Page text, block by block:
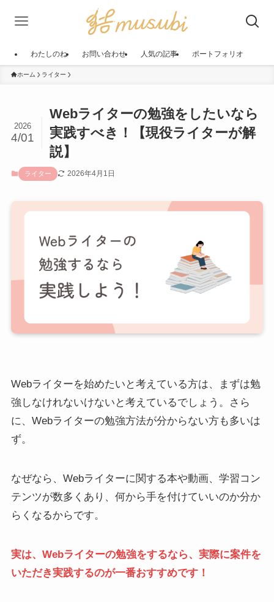
わたしのね お問い合わせ 人気の記事 ポートフォリオ
ホーム ライター
Webライターの勉強をしたいなら
実践すべき！【現役ライターが解
説】
2026
4/01
ライター 2026年4月1日
Webライターを始めたいと考えている方は、まずは勉
強しなけれないけないと考えているでしょう。さら
に、Webライターの勉強方法が分からない方も多いは
ず。
なぜなら、Webライターに関する本や動画、学習コン
テンツが数多くあり、何から手を付けていいのか分か
らくなるからです。
実は、Webライターの勉強をするなら、実際に案件を
いただき実践するのが一番おすすめです！